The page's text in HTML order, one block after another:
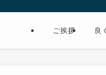
ご挨拶 良